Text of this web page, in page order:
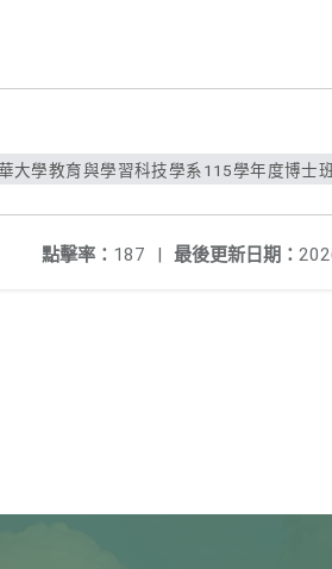
大學教育與學習科技學系115學年度博士
最後更新日期：
點擊率： 187 |